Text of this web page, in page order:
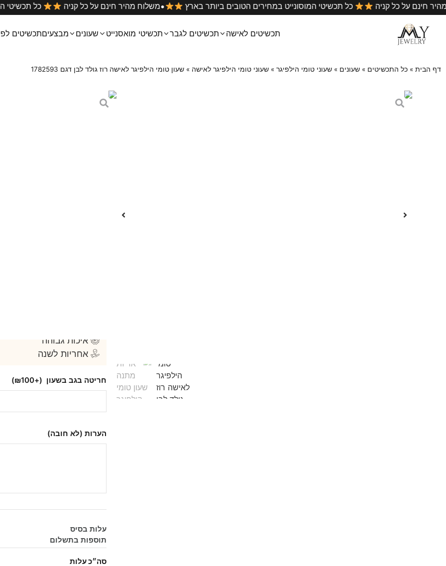
משלוח מהיר חינם על כל קניה כל • משלוח מהיר חינם על כל קניה כל תכשיטי המוסונייט במחירים הטובים ביותר בארץ •
תכשיטים לאישה תכשיטים לגבר תכשיטי מואסנייט שעונים מבצעיםתכשיטים
דף הבית » כל התכשיטים » שעונים » שעוני טומי הילפיגר » שעוני טומי הילפיגר לאישה » שעון טומי הילפיגר לאישה רוז גולד לבן דגם 1782593
שעון טומי
איכות גבוהה
אחריות לשנה
חריטה בגב בשעון (+₪100)
הערות (לא חובה)
עלות בסיס
תוספות בתשלום
סה״כ עלות